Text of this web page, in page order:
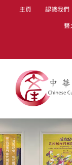
主頁 認識我們
藝